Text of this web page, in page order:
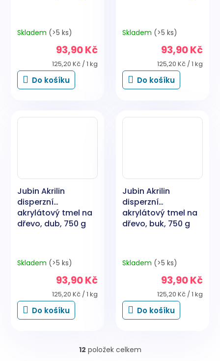
Skladem (>5 ks)
93,90 Kč
Měrná
cena:
125,20 Kč / 1 kg
Do košíku
Skladem (>5 ks)
93,90 Kč
Měrná
cena:
125,20 Kč / 1 kg
Do košíku
Jubin Akrilin
disperzní
akrylátový tmel na
dřevo, dub, 750 g
Skladem (>5 ks)
93,90 Kč
Měrná
cena:
125,20 Kč / 1 kg
Do košíku
Jubin Akrilin
disperzní
akrylátový tmel na
dřevo, buk, 750 g
Skladem (>5 ks)
93,90 Kč
Měrná
cena:
125,20 Kč / 1 kg
Do košíku
O
12 položek celkem